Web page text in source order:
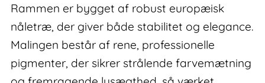
Rammen er bygget af robust europæisk
nåletræ, der giver både stabilitet og elegance.
Malingen består af rene, professionelle
pigmenter, der sikrer strålende farvemætning